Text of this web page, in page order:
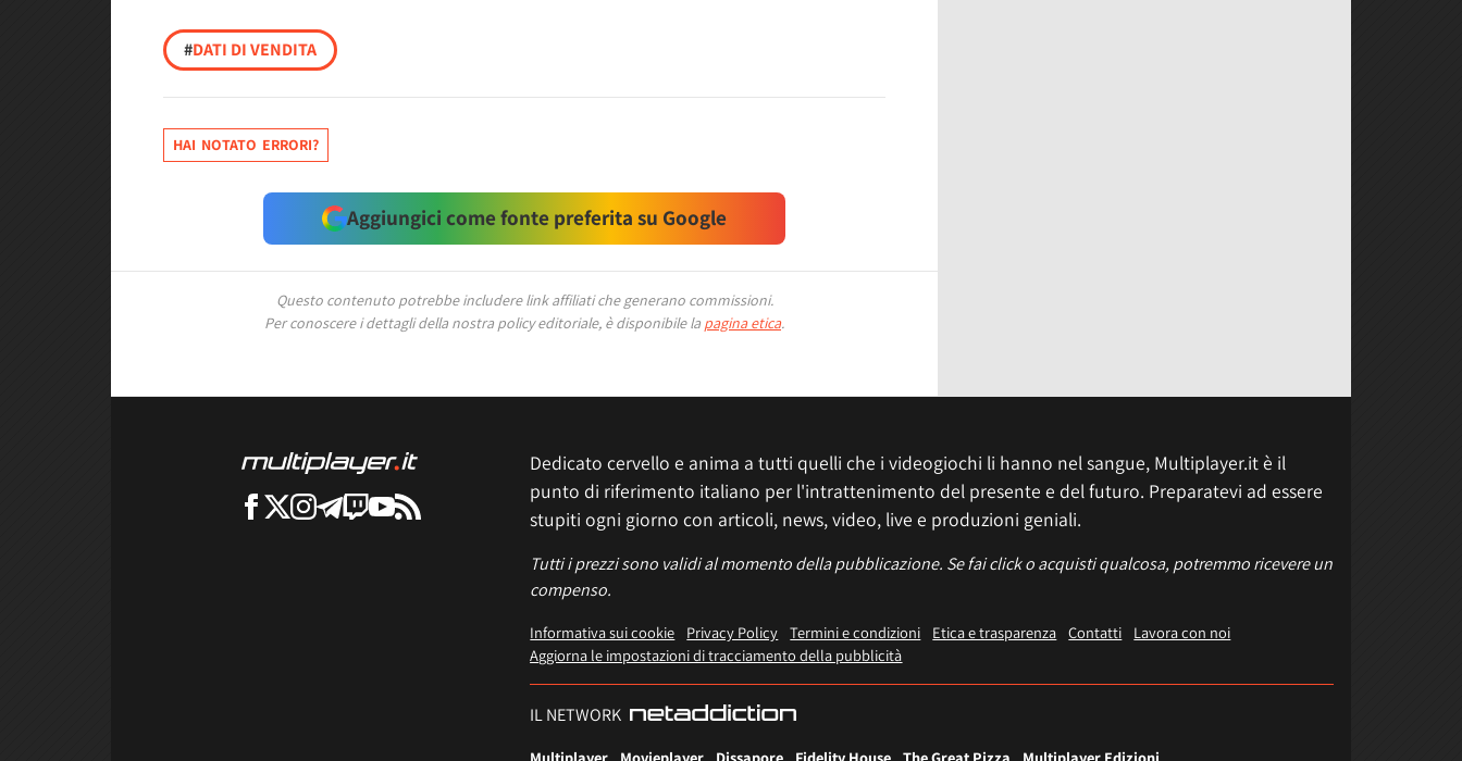
#DATI DI VENDITA
HAI NOTATO ERRORI?
Aggiungici come fonte preferita su Google
Questo contenuto potrebbe includere link affiliati che generano commissioni.
Per conoscere i dettagli della nostra policy editoriale, è disponibile la pagina etica.
Dedicato cervello e anima a tutti quelli che i videogiochi li hanno nel sangue, Multiplayer.it è il
punto di riferimento italiano per l'intrattenimento del presente e del futuro. Preparatevi ad essere
stupiti ogni giorno con articoli, news, video, live e produzioni geniali.
Tutti i prezzi sono validi al momento della pubblicazione. Se fai click o acquisti qualcosa, potremmo ricevere un
compenso.
Informativa sui cookie Privacy Policy Termini e condizioni Etica e trasparenza Contatti
Lavora con noi
Aggiorna le impostazioni di tracciamento della pubblicità
IL NETWORK
Multiplayer Movieplayer Dissapore Fidelity House The Great Pizza Multiplayer Edizioni